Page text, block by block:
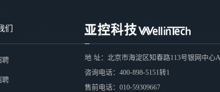
们
聘
聘
地 址：北京市海淀区知春路113号银网中心
咨询电话：400-898-5151转1
售前电话：010-59309667